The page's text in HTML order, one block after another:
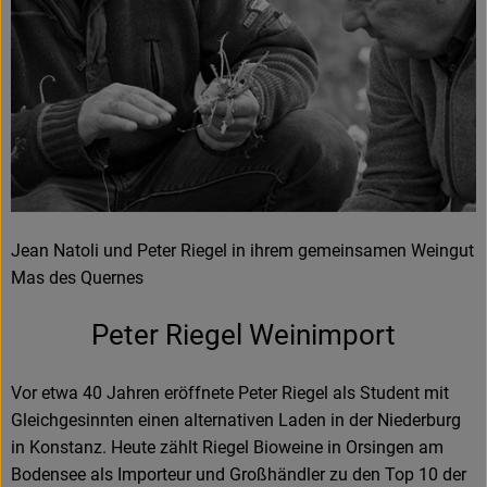
Frisches
Angebote & Neues
Naturwaren
Vorratskammer
Getränke
Jobkiste
So geht’s
Über Grünland
Service
Blog
Jean Natoli und Peter Riegel in ihrem gemeinsamen Weingut
Mas des Quernes
Peter Riegel Weinimport
Vor etwa 40 Jahren eröffnete Peter Riegel als Student mit
Gleichgesinnten einen alternativen Laden in der Niederburg
in Konstanz. Heute zählt Riegel Bioweine in Orsingen am
Bodensee als Importeur und Großhändler zu den Top 10 der